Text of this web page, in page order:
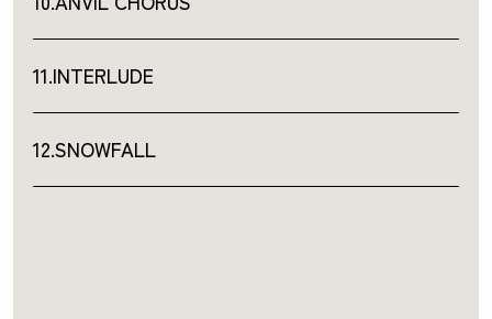
11.INTERLUDE
12.SNOWFALL